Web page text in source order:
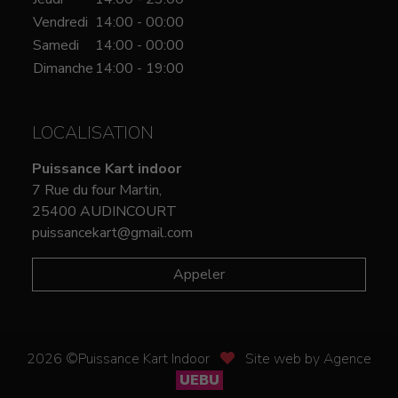
Vendredi 14:00 - 00:00
Samedi
14:00 - 00:00
Dimanche 14:00 - 19:00
LOCALISATION
Puissance Kart indoor
7 Rue du four Martin,
25400 AUDINCOURT
puissancekart@gmail.com
Appeler
2026 ©Puissance Kart Indoor
Site web by Agence
UEBU